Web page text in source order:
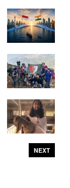
NEXT